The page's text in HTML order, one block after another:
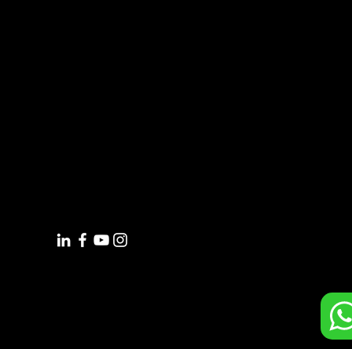
Calle Eduardo Ibarra 6, Edificio BSSC